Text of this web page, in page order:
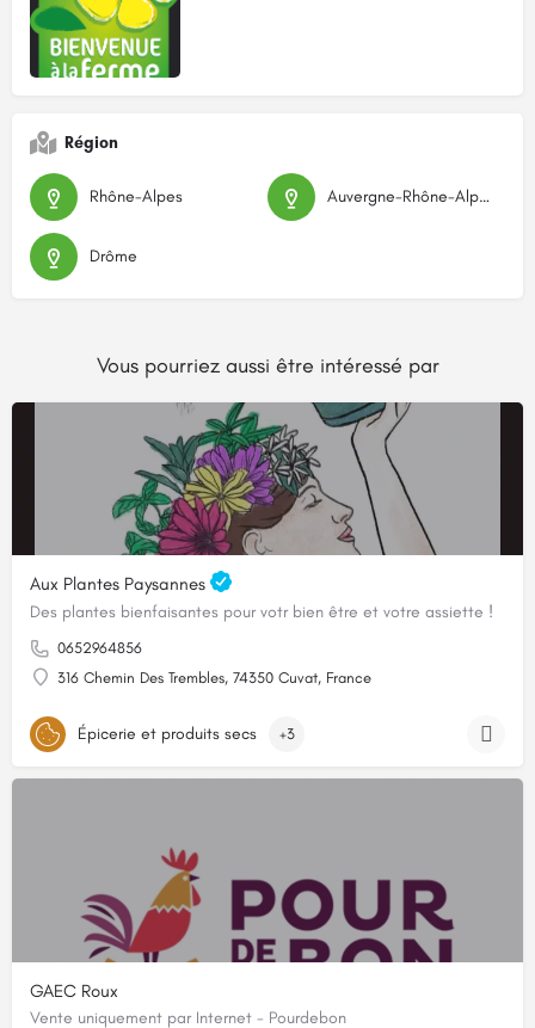
Région
Rhône-Alpes Auvergne-Rhône-Alpes
Drôme
Vous pourriez aussi être intéressé par
Aux Plantes Paysannes
Des plantes bienfaisantes pour votr bien être et votre assiette !
0652964856
316 Chemin Des Trembles, 74350 Cuvat, France
Épicerie et produits secs +3
GAEC Roux
Vente uniquement par Internet - Pourdebon